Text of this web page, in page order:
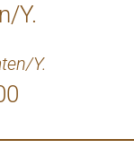
Y.
Y.